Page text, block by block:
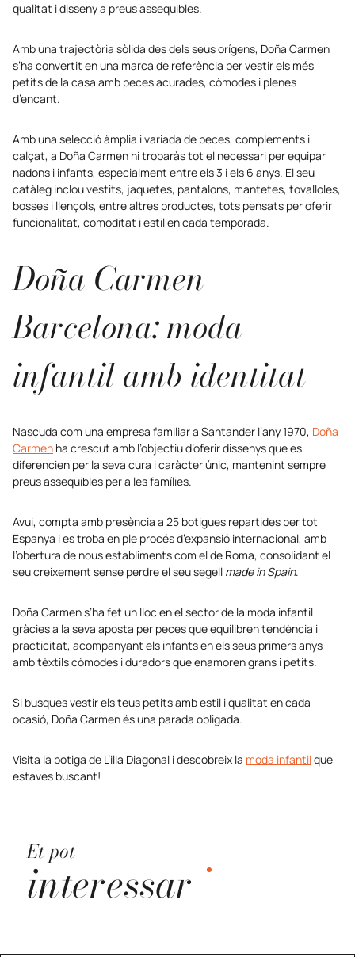
qualitat i disseny a preus assequibles.
Amb una trajectòria sòlida des dels seus orígens, Doña Carmen
s’ha convertit en una marca de referència per vestir els més
petits de la casa amb peces acurades, còmodes i plenes
d’encant.
Amb una selecció àmplia i variada de peces, complements i
calçat, a Doña Carmen hi trobaràs tot el necessari per equipar
nadons i infants, especialment entre els 3 i els 6 anys. El seu
catàleg inclou vestits, jaquetes, pantalons, mantetes, tovalloles,
bosses i llençols, entre altres productes, tots pensats per oferir
funcionalitat, comoditat i estil en cada temporada.
Doña Carmen
Barcelona: moda
infantil amb identitat
Nascuda com una empresa familiar a Santander l’any 1970, Doña
Carmen ha crescut amb l’objectiu d’oferir dissenys que es
diferencien per la seva cura i caràcter únic, mantenint sempre
preus assequibles per a les famílies.
Avui, compta amb presència a 25 botigues repartides per tot
Espanya i es troba en ple procés d’expansió internacional, amb
l’obertura de nous establiments com el de Roma, consolidant el
seu creixement sense perdre el seu segell made in Spain.
Doña Carmen s’ha fet un lloc en el sector de la moda infantil
gràcies a la seva aposta per peces que equilibren tendència i
practicitat, acompanyant els infants en els seus primers anys
amb tèxtils còmodes i duradors que enamoren grans i petits.
Si busques vestir els teus petits amb estil i qualitat en cada
ocasió, Doña Carmen és una parada obligada.
Visita la botiga de L’illa Diagonal i descobreix la moda infantilque
estaves buscant!
Et pot
interessar